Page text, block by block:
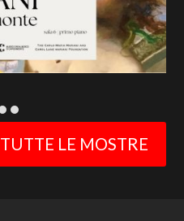
TUTTE LE MOSTRE